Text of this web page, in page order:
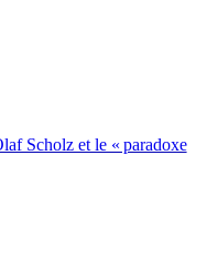
Scholz et le « paradoxe